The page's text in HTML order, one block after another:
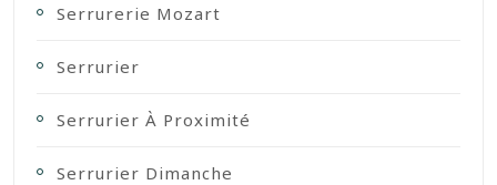
Serrurerie Mozart
Serrurier
Serrurier À Proximité
Serrurier Dimanche